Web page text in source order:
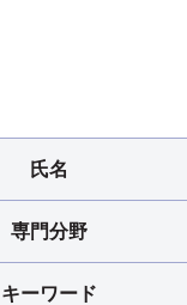
氏名
専門分野
キーワード